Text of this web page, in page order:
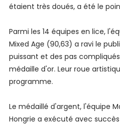
étaient très doués, a été le
Parmi les 14 équipes en lice,
Mixed Age (90,63) a ravi le
puissant et des pas
médaille d'or. Leur roue
programme.
Le médaillé d'argent, l'équipe
Hongrie a exécuté avec